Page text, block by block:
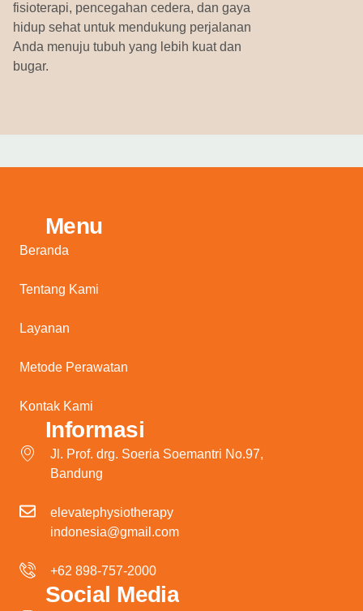
fisioterapi, pencegahan cedera, dan gaya
hidup sehat untuk mendukung perjalanan
Anda menuju tubuh yang lebih kuat dan
bugar.
Menu
Beranda
Tentang Kami
Layanan
Metode Perawatan
Kontak Kami
Informasi
Jl. Prof. drg. Soeria Soemantri No.97,
Bandung
elevatephysiotherapy
indonesia@gmail.com
+62 898-757-2000
Social Media